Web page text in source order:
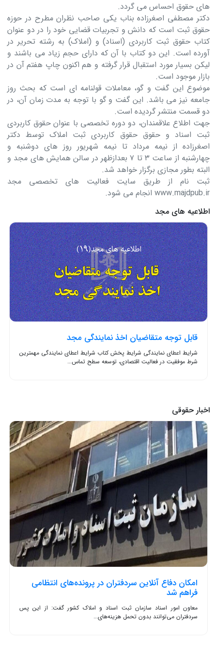
های حقوق احساس می گردد.
دکتر مصطفی اصغرزاده بناب یکی صاحب نظران مطرح در حوزه
حقوق ثبت است که دانش و تجربیات قضایی خود را در دو عنوان
کتاب حقوق ثبت کاربردی (اسناد) و (املاک) به رشته تحریر در
آورده است. این دو کتاب با آن که دارای حجم زیاد می باشند و
لیکن بسیار مورد استقبال قرار گرفته و هم اکنون چاپ هفتم آن در
بازار موجود است.
موضوع این گفت و گو، معاملات قولنامه ای است که بحث روز
جامعه نیز می باشد. این گفت و گو با توجه به مدت زمان آن، در
دو قسمت منتشر گردیده است.
جهت اطلاع علاقمندان، دو دوره تخصصی با عنوان حقوق کاربردی
ثبت اسناد و حقوق حقوق کاربردی ثبت املاک توسط دکتر
اصغرزاده از نیمه مرداد تا نیمه شهریور روز های دوشنبه و
چهارشنبه از ساعت ۳ تا ۷ بعدازظهر در سالن همایش های مجد و
البته بطور مجازی برگزار خواهد شد.
ثبت نام از طریق سایت فعالیت های تخصصی مجد
www.majdpub.ir انجام می شود.
اطلاعیه های مجد
قابل توجه متقاضیان اخذ نمایندگی مجد
شرایط اعطای نمایندگی شرایط پخش کتاب شرایط اعطای نمایندگی مهمترین
شرط موفقیت در فعالیت اقتصادی، توسعه سطح تماس...
اخبار حقوقی
امکان دفاع آنلاین سردفتران در پرونده‌های انتظامی
فراهم شد
معاون امور اسناد سازمان ثبت اسناد و املاک کشور گفت: از این پس
سردفتران می‌توانند بدون تحمل هزینه‌های...